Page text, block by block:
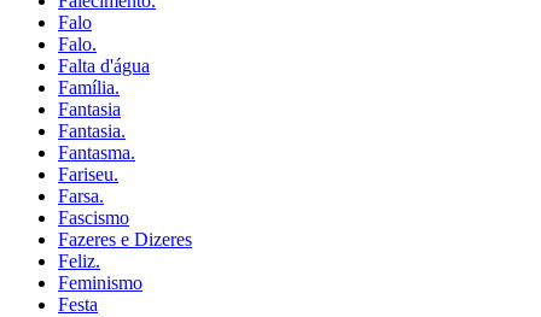
Falo
Falo.
Falta d'água
Família.
Fantasia
Fantasia.
Fantasma.
Fariseu.
Farsa.
Fascismo
Fazeres e Dizeres
Feliz.
Feminismo
Festa